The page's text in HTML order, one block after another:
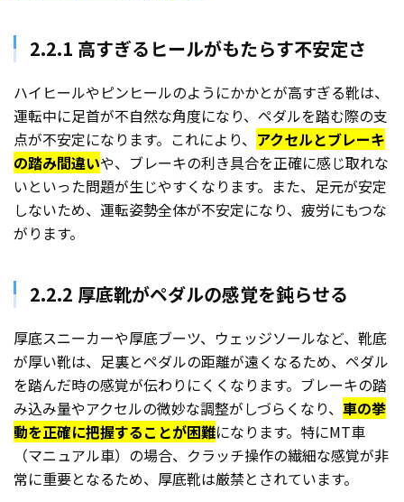
2.2.1 高すぎるヒールがもたらす不安定さ
ハイヒールやピンヒールのようにかかとが高すぎる靴は、
運転中に足首が不自然な角度になり、ペダルを踏む際の支
点が不安定になります。これにより、 アクセルとブレーキ
の踏み間違いや、ブレーキの利き具合を正確に感じ取れな
いといった問題が生じやすくなります。また、足元が安定
しないため、運転姿勢全体が不安定になり、疲労にもつな
がります。
2.2.2 厚底靴がペダルの感覚を鈍らせる
厚底スニーカーや厚底ブーツ、ウェッジソールなど、靴底
が厚い靴は、足裏とペダルの距離が遠くなるため、ペダル
を踏んだ時の感覚が伝わりにくくなります。ブレーキの踏
み込み量やアクセルの微妙な調整がしづらくなり、 車の挙
動を正確に把握することが困難になります。特にMT車
（マニュアル車）の場合、クラッチ操作の繊細な感覚が非
常に重要となるため、厚底靴は厳禁とされています。